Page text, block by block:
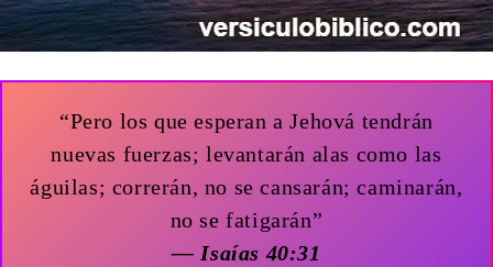
“Pero los que esperan a Jehová tendrán
nuevas fuerzas; levantarán alas como las
águilas; correrán, no se cansarán; caminarán,
no se fatigarán”
— Isaías 40:31